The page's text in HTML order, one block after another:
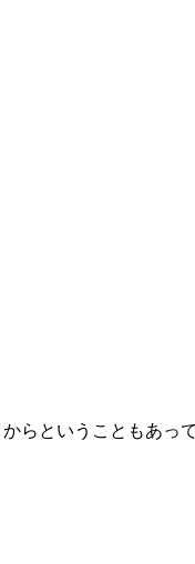
らということもあ